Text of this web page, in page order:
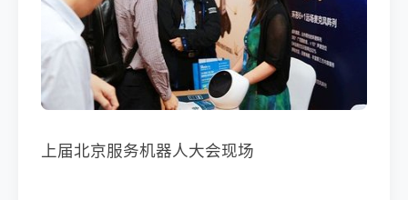
上届北京服务机器人大会现场